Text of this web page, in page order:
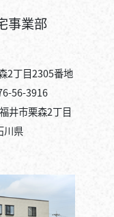
事業部
2丁目2305番地
56-3916
井市栗森2丁目
川県